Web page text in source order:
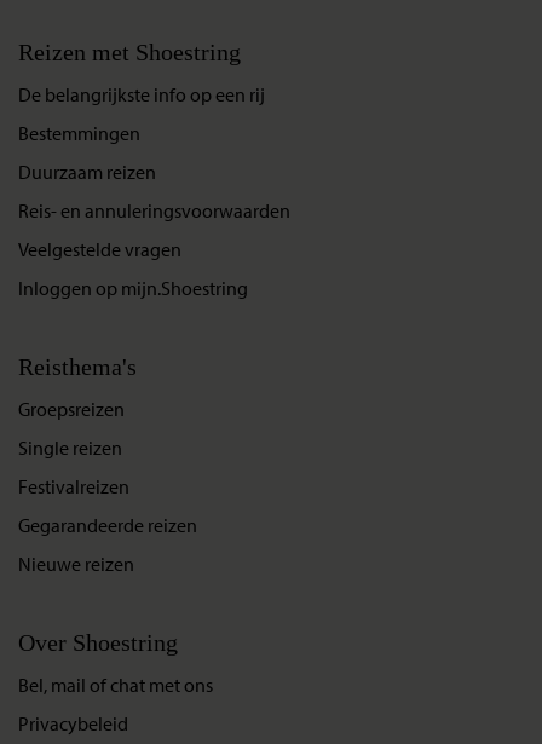
Reizen met Shoestring
De belangrijkste info op een rij
Bestemmingen
Duurzaam reizen
Reis- en annuleringsvoorwaarden
Veelgestelde vragen
Inloggen op mijn.Shoestring
Reisthema's
Groepsreizen
Single reizen
Festivalreizen
Gegarandeerde reizen
Nieuwe reizen
Over Shoestring
Bel, mail of chat met ons
Privacybeleid